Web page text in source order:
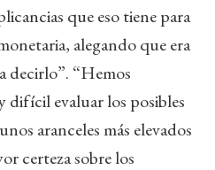
que eso tiene para
alegando que era
decirlo”. “Hemos
difícil evaluar los posibles
aranceles más elevados
certeza sobre los